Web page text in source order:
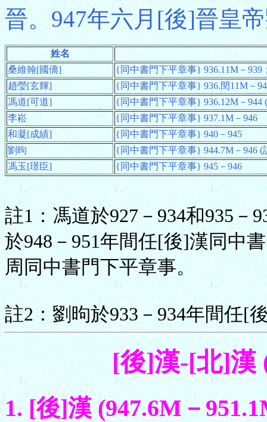
晉。947年六月[後]晉皇
姓名
桑維翰[國僑]
{同中書門下平章事} 936.11M－939
趙瑩[玄輝]
{同中書門下平章事} 936.閏11M－
馮道[可道]
{同中書門下平章事} 936.12M－944
李崧
{同中書門下平章事} 937.1M－946
和凝[成績]
{同中書門下平章事} 940－945
劉昫
{同中書門下平章事} 944.7M－946 (
馮玉[璟臣]
{同中書門下平章事} 945－946
註1：馮道於927－934和935
於948－951年間任[後]漢同中
周同中書門下平章事。
註2：劉昫於933－934年間任[
[後]漢-[北]漢
1. [後]漢 (947.6M－